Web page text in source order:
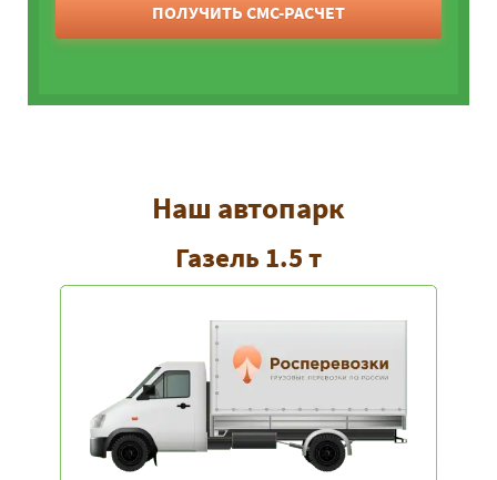
ПОЛУЧИТЬ СМС-РАСЧЕТ
Наш автопарк
Газель 1.5 т